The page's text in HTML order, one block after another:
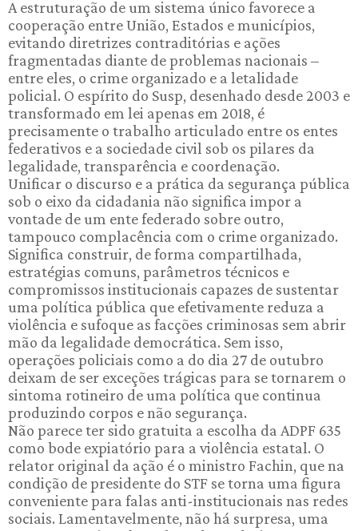
A estruturação de um sistema único favorece a
cooperação entre União, Estados e municípios,
evitando diretrizes contraditórias e ações
fragmentadas diante de problemas nacionais –
entre eles, o crime organizado e a letalidade
policial. O espírito do Susp, desenhado desde 2003 e
transformado em lei apenas em 2018, é
precisamente o trabalho articulado entre os entes
federativos e a sociedade civil sob os pilares da
legalidade, transparência e coordenação.
Unificar o discurso e a prática da segurança pública
sob o eixo da cidadania não significa impor a
vontade de um ente federado sobre outro,
tampouco complacência com o crime organizado.
Significa construir, de forma compartilhada,
estratégias comuns, parâmetros técnicos e
compromissos institucionais capazes de sustentar
uma política pública que efetivamente reduza a
violência e sufoque as facções criminosas sem abrir
mão da legalidade democrática. Sem isso,
operações policiais como a do dia 27 de outubro
deixam de ser exceções trágicas para se tornarem o
sintoma rotineiro de uma política que continua
produzindo corpos e não segurança.
Não parece ter sido gratuita a escolha da ADPF 635
como bode expiatório para a violência estatal. O
relator original da ação é o ministro Fachin, que na
condição de presidente do STF se torna uma figura
conveniente para falas anti-institucionais nas redes
sociais. Lamentavelmente, não há surpresa, uma